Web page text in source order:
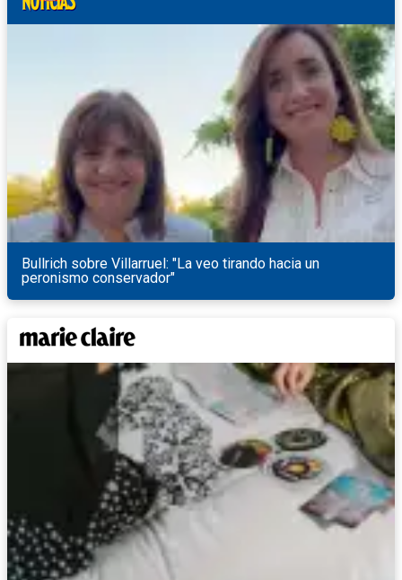
Bullrich sobre Villarruel: "La veo tirando hacia un
peronismo conservador"